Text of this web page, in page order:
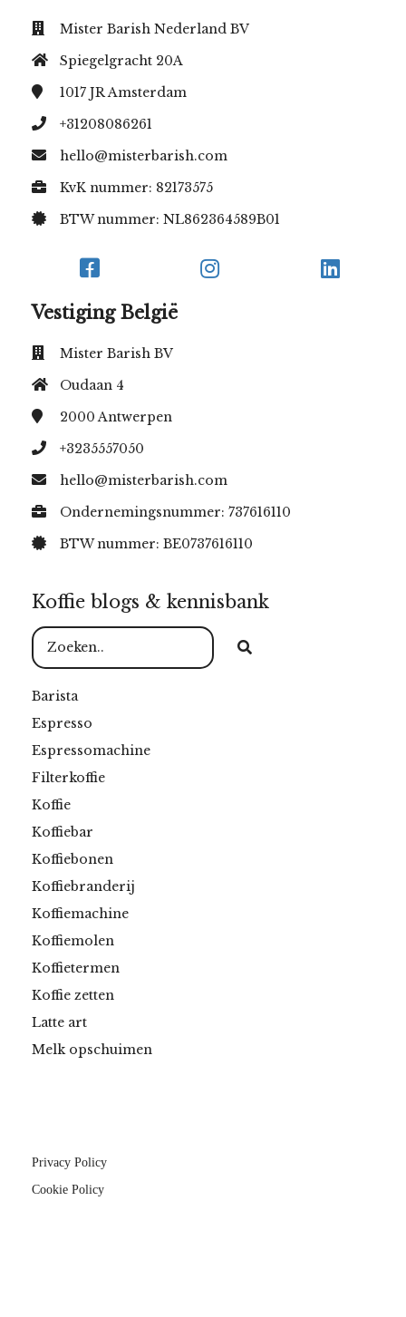
Mister Barish Nederland BV
Spiegelgracht 20A
1017 JRAmsterdam
+31208086261
hello@misterbarish.com
KvK nummer: 82173575
BTW nummer: NL862364589B01
Vestiging België
Mister Barish BV
Oudaan 4
2000Antwerpen
+3235557050
hello@misterbarish.com
Ondernemingsnummer: 737616110
BTW nummer: BE0737616110
Koffie blogs & kennisbank
Barista
Espresso
Espressomachine
Filterkoffie
Koffie
Koffiebar
Koffiebonen
Koffiebranderij
Koffiemachine
Koffiemolen
Koffietermen
Koffie zetten
Latte art
Melk opschuimen
Privacy Policy
Cookie Policy